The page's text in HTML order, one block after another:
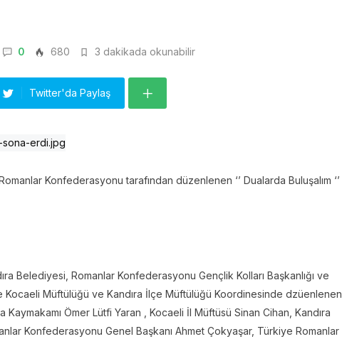
0 680 3 dakikada okunabilir
Twitter'da Paylaş
Konfederasyonu tarafından düzenlenen ‘’ Dualarda Buluşalım ‘’
Belediyesi, Romanlar Konfederasyonu Gençlik Kolları Başkanlığı ve
Kocaeli Müftülüğü ve Kandıra İlçe Müftülüğü Koordinesinde dzüenlenen
Kaymakamı Ömer Lütfi Yaran , Kocaeli İl Müftüsü Sinan Cihan, Kandıra
Konfederasyonu Genel Başkanı Ahmet Çokyaşar, Türkiye Romanlar